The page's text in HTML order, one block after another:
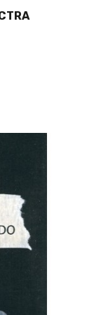
À LISTA DE